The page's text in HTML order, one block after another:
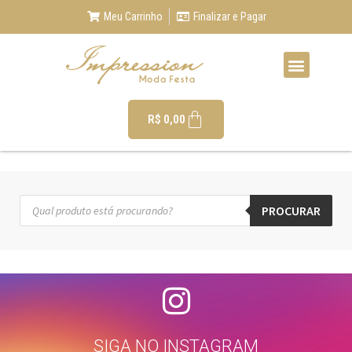
Meu Carrinho Finalizar e Pagar
R$ 0,00
PROCURAR
SIGA NO INSTAGRAM